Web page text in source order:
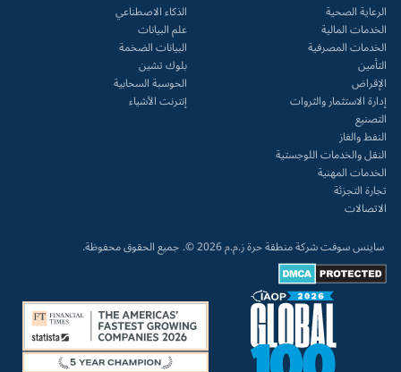
الرعاية الصحية
الخدمات المالية
الخدمات المصرفية
التأمين
الإقراض
إدارة الاستثمار والثروات
التصنيع
النفط والغاز
النقل والخدمات اللوجستية
الخدمات المهنية
تجارة التجزئة
الاتصالات
الذكاء الاصطناعي
علم البيانات
البيانات الضخمة
بلوك تشين
الحوسبة السحابية
إنترنت الأشياء
ساينس سوفت شركة منطقة حرة ز.م.م 2026 ©. جميع الحقوق محفوظة.